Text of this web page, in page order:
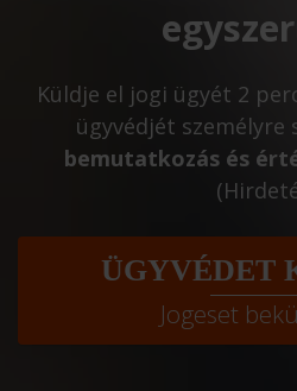
Küldje el jogi ügyét 2
ügyvédjét személyre
bemutatkozás és
ÜGYVÉDET
Jogeset